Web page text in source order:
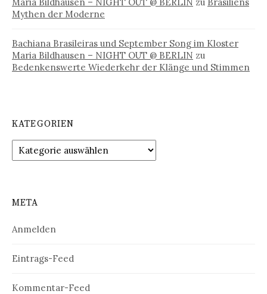
Mythen der Moderne
Bachiana Brasileiras und September Song im Kloster
Maria Bildhausen – NIGHT OUT @ BERLIN zu
Bedenkenswerte Wiederkehr der Klänge und Stimmen
KATEGORIEN
Kategorien
META
Anmelden
Eintrags-Feed
Kommentar-Feed